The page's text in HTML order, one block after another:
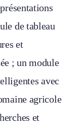
de tableau
et
; un module
avec
agricole
et